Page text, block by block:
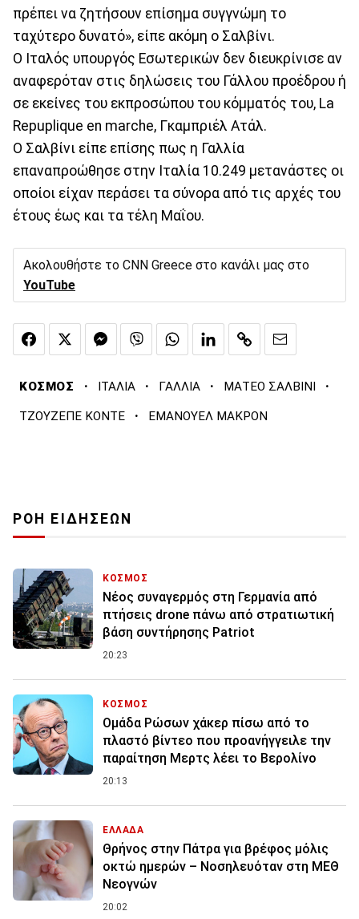
πρέπει να ζητήσουν επίσημα συγγνώμη το
ταχύτερο δυνατό», είπε ακόμη ο Σαλβίνι.
Ο Ιταλός υπουργός Εσωτερικών δεν διευκρίνισε αν
αναφερόταν στις δηλώσεις του Γάλλου προέδρου ή
σε εκείνες του εκπροσώπου του κόμματός του, La
Repuplique en marche, Γκαμπριέλ Ατάλ.
Ο Σαλβίνι είπε επίσης πως η Γαλλία
επαναπροώθησε στην Ιταλία 10.249 μετανάστες οι
οποίοι είχαν περάσει τα σύνορα από τις αρχές του
έτους έως και τα τέλη Μαΐου.
Ακολουθήστε το CNN Greece στο κανάλι μας στο
YouTube
ΚΟΣΜΟΣ · ΙΤΑΛΙΑ · ΓΑΛΛΙΑ · ΜΑΤΕΟ ΣΑΛΒΙΝΙ ·
ΤΖΟΥΖΕΠΕ ΚΟΝΤΕ · ΕΜΑΝΟΥΕΛ ΜΑΚΡΟΝ
ΡΟΗ ΕΙΔΗΣΕΩΝ
ΚΟΣΜΟΣ
Νέος συναγερμός στη Γερμανία από
πτήσεις drone πάνω από στρατιωτική
βάση συντήρησης Patriot
20:23
ΚΟΣΜΟΣ
Ομάδα Ρώσων χάκερ πίσω από το
πλαστό βίντεο που προανήγγειλε την
παραίτηση Μερτς λέει το Βερολίνο
20:13
ΕΛΛΑΔΑ
Θρήνος στην Πάτρα για βρέφος μόλις
οκτώ ημερών – Νοσηλευόταν στη ΜΕΘ
Νεογνών
20:02